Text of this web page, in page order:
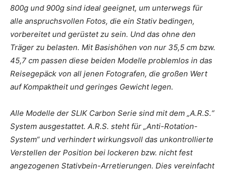
800g und 900g sind ideal geeignet, um unterwegs für
alle anspruchsvollen Fotos, die ein Stativ bedingen,
vorbereitet und gerüstet zu sein. Und das ohne den
Träger zu belasten. Mit Basishöhen von nur 35,5 cm bzw.
45,7 cm passen diese beiden Modelle problemlos in das
Reisegepäck von all jenen Fotografen, die großen Wert
auf Kompaktheit und geringes Gewicht legen.
Alle Modelle der SLIK Carbon Serie sind mit dem „A.R.S.“
System ausgestattet. A.R.S. steht für „Anti-Rotation-
System“ und verhindert wirkungsvoll das unkontrollierte
Verstellen der Position bei lockeren bzw. nicht fest
angezogenen Stativbein-Arretierungen. Dies vereinfacht